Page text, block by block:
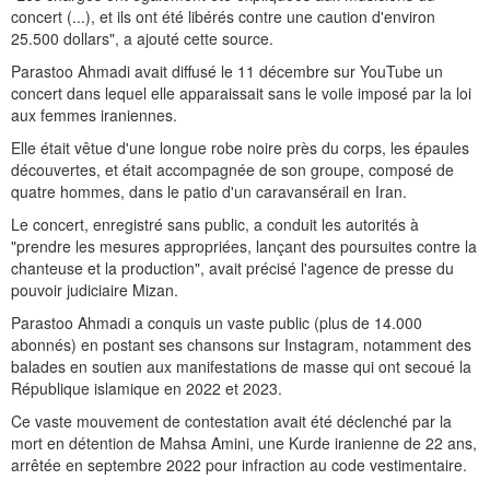
concert (...), et ils ont été libérés contre une caution d'environ
25.500 dollars", a ajouté cette source.
Parastoo Ahmadi avait diffusé le 11 décembre sur YouTube un
concert dans lequel elle apparaissait sans le voile imposé par la loi
aux femmes iraniennes.
Elle était vêtue d'une longue robe noire près du corps, les épaules
découvertes, et était accompagnée de son groupe, composé de
quatre hommes, dans le patio d'un caravansérail en Iran.
Le concert, enregistré sans public, a conduit les autorités à
"prendre les mesures appropriées, lançant des poursuites contre la
chanteuse et la production", avait précisé l'agence de presse du
pouvoir judiciaire Mizan.
Parastoo Ahmadi a conquis un vaste public (plus de 14.000
abonnés) en postant ses chansons sur Instagram, notamment des
balades en soutien aux manifestations de masse qui ont secoué la
République islamique en 2022 et 2023.
Ce vaste mouvement de contestation avait été déclenché par la
mort en détention de Mahsa Amini, une Kurde iranienne de 22 ans,
arrêtée en septembre 2022 pour infraction au code vestimentaire.